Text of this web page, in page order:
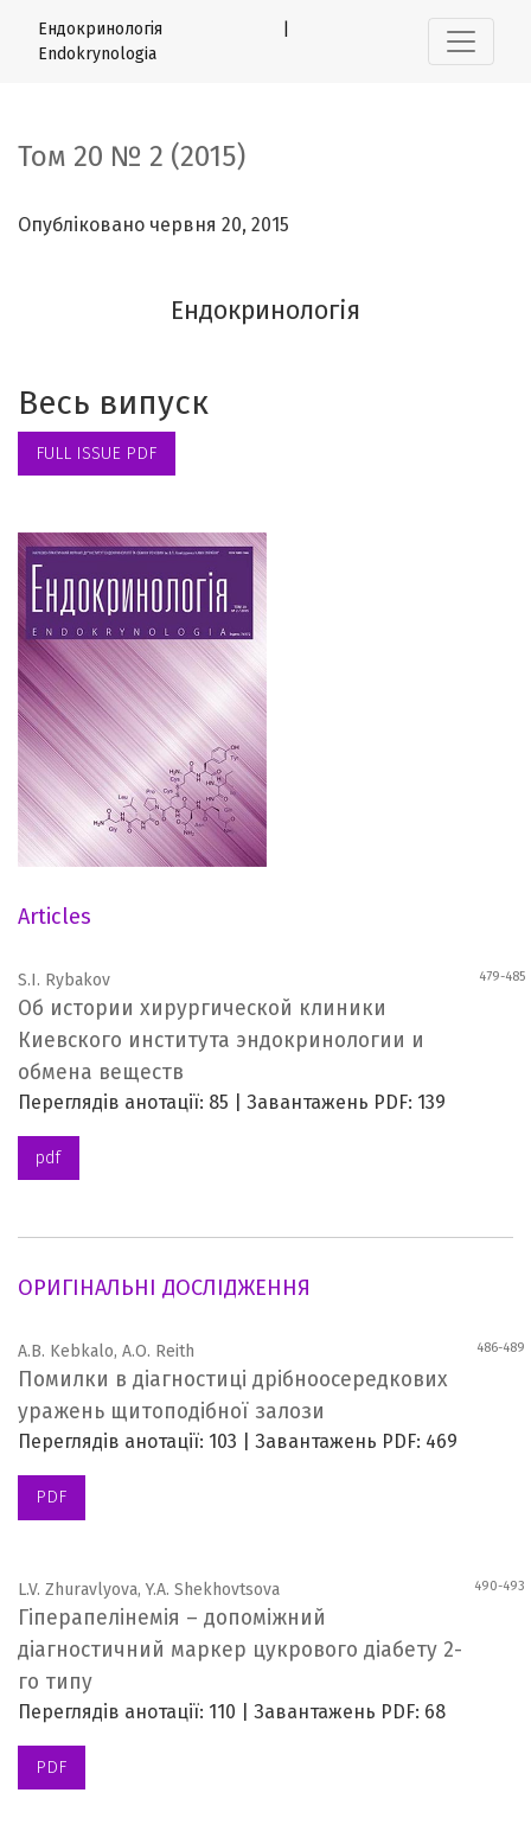
Ендокринологія |
Endokrynologia
Том 20 № 2 (2015)
Опубліковано червня 20, 2015
Ендокринологія
Весь випуск
FULL ISSUE PDF
Articles
S.I. Rybakov 479-485
Об истории хирургической клиники
Киевского института эндокринологии и
обмена веществ
Переглядів анотації: 85 | Завантажень PDF: 139
pdf
ОРИГІНАЛЬНІ ДОСЛІДЖЕННЯ
A.B. Kebkalo, A.O. Reith 486-489
Помилки в діагностиці дрібноосередкових
уражень щитоподібної залози
Переглядів анотації: 103 | Завантажень PDF: 469
PDF
L.V. Zhuravlyova, Y.A. Shekhovtsova 490-493
Гіперапелінемія – допоміжний
діагностичний маркер цукрового діабету 2-
го типу
Переглядів анотації: 110 | Завантажень PDF: 68
PDF